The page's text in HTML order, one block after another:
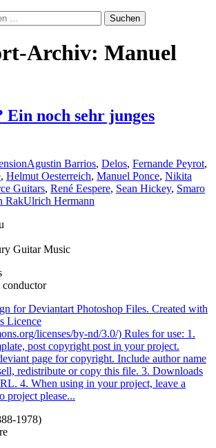
Archiv: Manuel
noch sehr junges
Agustin Barrios, Delos, Fernande Peyrot,
, Helmut Oesterreich, Manuel Ponce, Nikita
Guitars, René Eespere, Sean Hickey, Smaro
RakUlrich Hermann
Guitar Music
conductor
1978)